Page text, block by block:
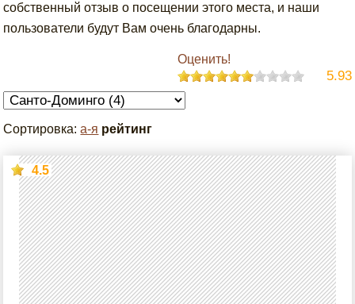
собственный отзыв о посещении этого места, и наши
пользователи будут Вам очень благодарны.
Оценить!
5.93
Сортировка:а-я рейтинг
4.5